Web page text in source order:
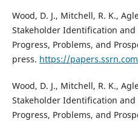
Wood, D. J., Mitchell, R. K.,
Stakeholder Identification and
Progress, Problems, and
press. https://
Wood, D. J., Mitchell, R. K.,
Stakeholder Identification and
Progress, Problems, and